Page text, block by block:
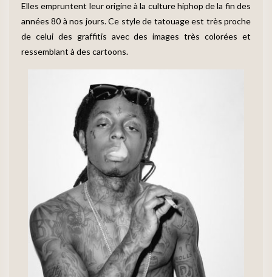
Elles empruntent leur origine à la culture hiphop de la fin des
années 80 à nos jours. Ce style de tatouage est très proche
de celui des graffitis avec des images très colorées et
ressemblant à des cartoons.